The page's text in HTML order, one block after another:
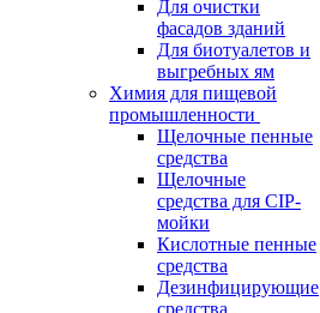
Для очистки
фасадов зданий
Для биотуалетов и
выгребных ям
Химия для пищевой
промышленности
Щелочные пенные
средства
Щелочные
средства для CIP-
мойки
Кислотные пенные
средства
Дезинфицирующие
средства